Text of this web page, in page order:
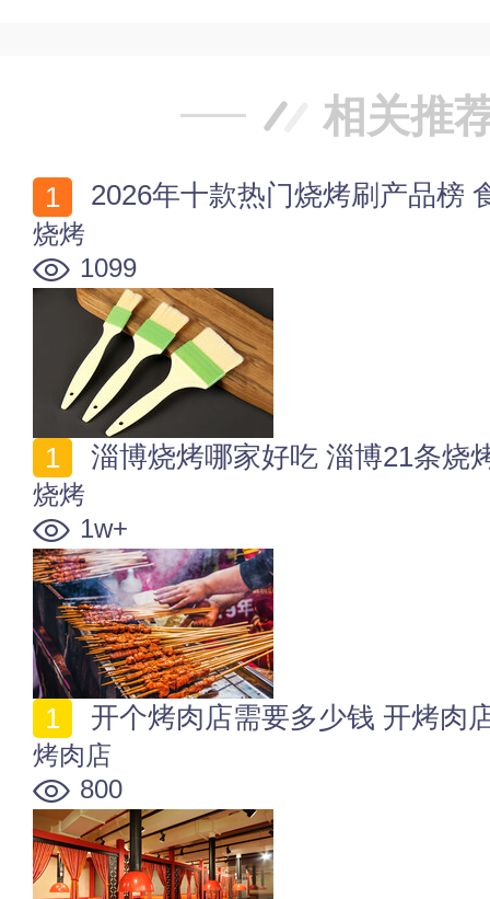
相关推
2026年十款热门烧烤刷产品榜
烧烤
1099
淄博烧烤哪家好吃 淄博21条烧
烧烤
1w+
开个烤肉店需要多少钱 开烤肉
烤肉店
800